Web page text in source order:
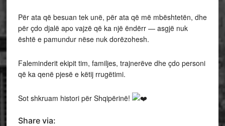
Për ata që besuan tek unë, për ata që më mbështetën, dhe
për çdo djalë apo vajzë që ka një ëndërr — asgjë nuk
është e pamundur nëse nuk dorëzohesh.
Faleminderit ekipit tim, familjes, trajnerëve dhe çdo personi
që ka qenë pjesë e këtij rrugëtimi.
Sot shkruam histori për Shqipërinë!
Share via: